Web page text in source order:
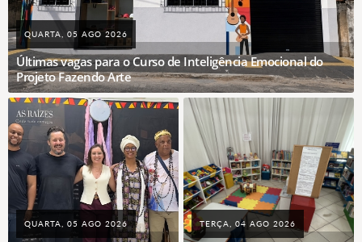
QUARTA, 05 AGO 2026
Últimas vagas para o Curso de Inteligência Emocional do
Projeto Fazendo Arte
QUARTA, 05 AGO 2026 TERÇA, 04 AGO 2026